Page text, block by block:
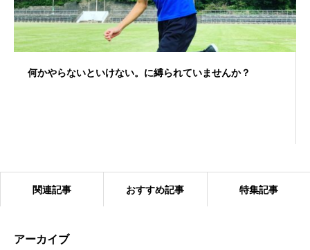
何かやらないといけない。に縛られていませんか？
関連記事 おすすめ記事 特集記事
アーカイブ